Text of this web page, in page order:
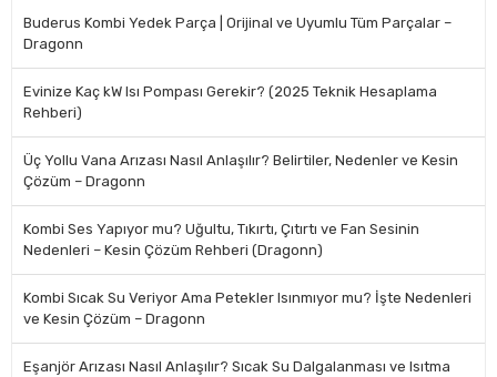
Buderus Kombi Yedek Parça | Orijinal ve Uyumlu Tüm Parçalar –
Dragonn
Evinize Kaç kW Isı Pompası Gerekir? (2025 Teknik Hesaplama
Rehberi)
Üç Yollu Vana Arızası Nasıl Anlaşılır? Belirtiler, Nedenler ve Kesin
Çözüm – Dragonn
Kombi Ses Yapıyor mu? Uğultu, Tıkırtı, Çıtırtı ve Fan Sesinin
Nedenleri – Kesin Çözüm Rehberi (Dragonn)
Kombi Sıcak Su Veriyor Ama Petekler Isınmıyor mu? İşte Nedenleri
ve Kesin Çözüm – Dragonn
Eşanjör Arızası Nasıl Anlaşılır? Sıcak Su Dalgalanması ve Isıtma